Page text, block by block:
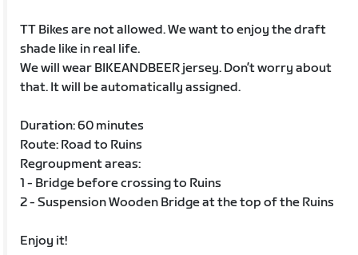
TT Bikes are not allowed. We want to enjoy the draft
shade like in real life.
We will wear BIKEANDBEER jersey. Don’t worry about
that. It will be automatically assigned.
Duration: 60 minutes
Route: Road to Ruins
Regroupment areas:
1 - Bridge before crossing to Ruins
2 - Suspension Wooden Bridge at the top of the Ruins
Enjoy it!